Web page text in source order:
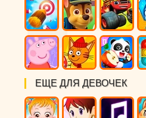
ЕЩЕ ДЛЯ ДЕВОЧЕК